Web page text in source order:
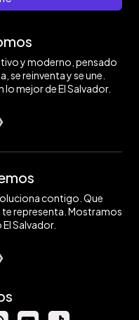
y moderno, pensado
se reinventa y se une.
mejor de El Salvador.
contigo. Que
representa. Mostramos
Salvador.